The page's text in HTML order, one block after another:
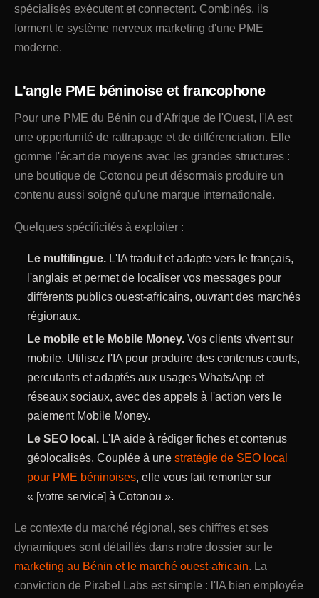
spécialisés exécutent et connectent. Combinés, ils
forment le système nerveux marketing d'une PME
moderne.
L'angle PME béninoise et francophone
Pour une PME du Bénin ou d'Afrique de l'Ouest, l'IA est
une opportunité de rattrapage et de différenciation. Elle
gomme l'écart de moyens avec les grandes structures :
une boutique de Cotonou peut désormais produire un
contenu aussi soigné qu'une marque internationale.
Quelques spécificités à exploiter :
Le multilingue.L'IA traduit et adapte vers le français,
l'anglais et permet de localiser vos messages pour
différents publics ouest-africains, ouvrant des marchés
régionaux.
Le mobile et le Mobile Money.Vos clients vivent sur
mobile. Utilisez l'IA pour produire des contenus courts,
percutants et adaptés aux usages WhatsApp et
réseaux sociaux, avec des appels à l'action vers le
paiement Mobile Money.
Le SEO local.L'IA aide à rédiger fiches et contenus
géolocalisés. Couplée à une stratégie de SEO local
pour PME béninoises, elle vous fait remonter sur
« [votre service] à Cotonou ».
Le contexte du marché régional, ses chiffres et ses
dynamiques sont détaillés dans notre dossier sur le
marketing au Bénin et le marché ouest-africain. La
conviction de Pirabel Labs est simple : l'IA bien employée